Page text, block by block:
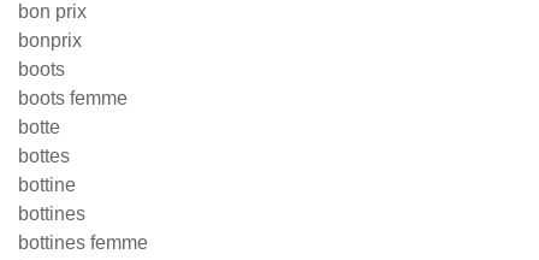
bon prix
bonprix
boots
boots femme
botte
bottes
bottine
bottines
bottines femme